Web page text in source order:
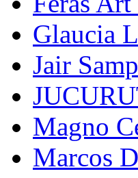
Glaucia
Jair
Magno
Marcos